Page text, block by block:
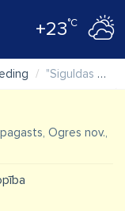
+23°C
"Siguldas ciltslietu un mākslīgās apsēklošanas stacija" AS
Ogres nov.,